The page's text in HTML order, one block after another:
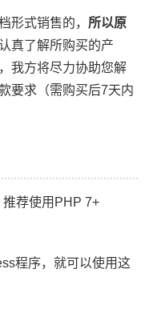
形式销售的， 所以原
真了解所购买的产
我方将尽力协助您解
要求（需购买后7天内
荐使用PHP 7+
程序，就可以使用这